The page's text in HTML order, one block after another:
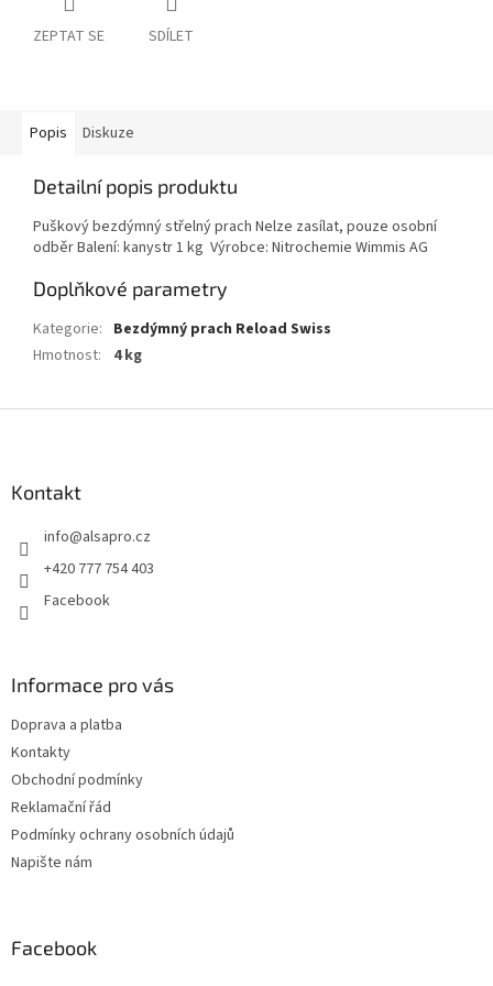
ZEPTAT SE SDÍLET
Popis Diskuze
Detailní popis produktu
Puškový bezdýmný střelný prach Nelze zasílat, pouze osobní
odběr Balení: kanystr 1 kg Výrobce: Nitrochemie Wimmis AG
Doplňkové parametry
Kategorie: Bezdýmný prach Reload Swiss
Hmotnost: 4 kg
Kontakt
info@alsapro.cz
+420 777 754 403
Facebook
Informace pro vás
Doprava a platba
Kontakty
Obchodní podmínky
Reklamační řád
Podmínky ochrany osobních údajů
Napište nám
Facebook